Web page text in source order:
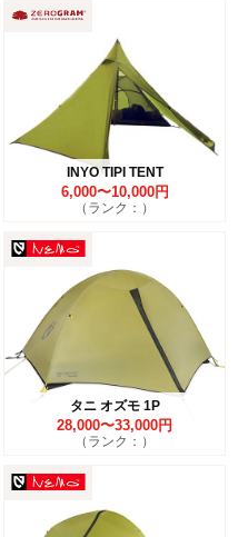
INYO TIPI TENT
6,000〜10,000円
（ランク：）
タニ オズモ 1P
28,000〜33,000円
（ランク：）